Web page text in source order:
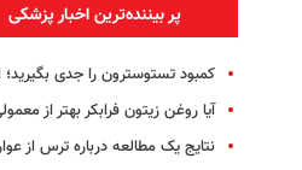
پر بیننده‌ترین اخبار پزشکی
کمبود تستوسترون را جدی
آیا روغن زیتون فرابکر بهتر از
نتایج یک مطالعه درباره ترس از